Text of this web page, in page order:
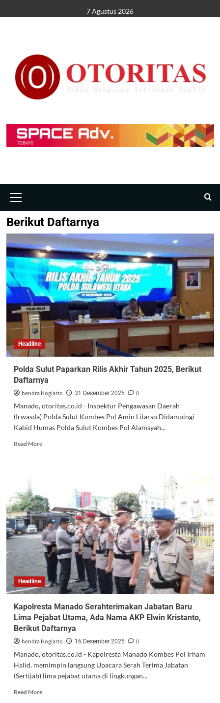
7 Agustus 2026
Berikut Daftarnya
Headline
Polda Sulut Paparkan Rilis Akhir Tahun 2025, Berikut
Daftarnya
hendra Hogiarto 31 Desember 2025
0
Manado, otoritas.co.id - Inspektur Pengawasan Daerah
(Irwasda) Polda Sulut Kombes Pol Amin Litarso Didampingi
Kabid Humas Polda Sulut Kombes Pol Alamsyah...
Read More
Headline
Kapolresta Manado Serahterimakan Jabatan Baru
Lima Pejabat Utama, Ada Nama AKP Elwin Kristanto,
Berikut Daftarnya
hendra Hogiarto 16 Desember 2025
0
Manado, otoritas.co.id - Kapolresta Manado Kombes Pol Irham
Halid, memimpin langsung Upacara Serah Terima Jabatan
(Sertijab) lima pejabat utama di lingkungan...
Read More